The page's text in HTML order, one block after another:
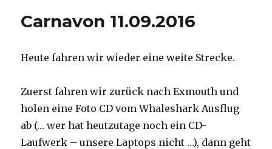
Carnavon 11.09.2016
Heute fahren wir wieder eine weite Strecke.
Zuerst fahren wir zurück nach Exmouth und
holen eine Foto CD vom Whaleshark Ausflug
ab (… wer hat heutzutage noch ein CD-
Laufwerk – unsere Laptops nicht …), dann geht